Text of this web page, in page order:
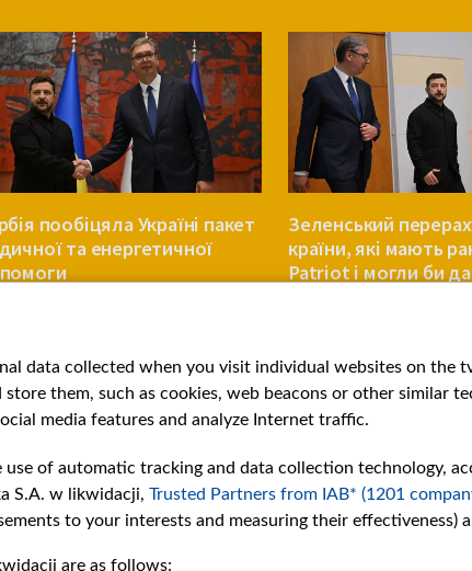
пообіцяла Україні пакет
та енергетичної
Зеленський
країни, які мають
Patriot і могли би
data collected when you visit individual websites on
them, such as cookies, web beacons or other similar
media features and analyze Internet traffic.
of automatic tracking and data collection technology,
S.A. w likwidacji, Trusted Partners from IAB* (1201
to your interests and measuring their effectiveness)
are as follows: